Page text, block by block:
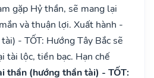
gặp Hỷ thần, sẽ mang lại
và thuận lợi. Xuất hành -
- TỐT: Hướng Tây Bắc sẽ
tài lộc, tiền bạc. Hạn chế
thần (hướng thần tài) - TỐT: